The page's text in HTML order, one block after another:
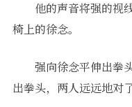
他的声音将强的视
椅上的徐念。
强向徐念平伸出拳
出拳头，两人远远地对